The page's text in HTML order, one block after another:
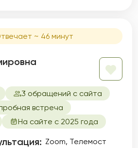
~ 46 минут
3 обращений с сайта
встреча
На сайте с 2025 года
Zoom, Телемост